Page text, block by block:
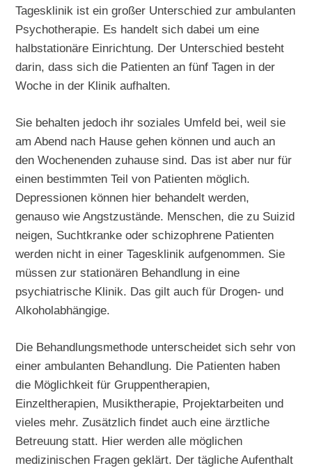
Tagesklinik ist ein großer Unterschied zur ambulanten
Psychotherapie. Es handelt sich dabei um eine
halbstationäre Einrichtung. Der Unterschied besteht
darin, dass sich die Patienten an fünf Tagen in der
Woche in der Klinik aufhalten.
Sie behalten jedoch ihr soziales Umfeld bei, weil sie
am Abend nach Hause gehen können und auch an
den Wochenenden zuhause sind. Das ist aber nur für
einen bestimmten Teil von Patienten möglich.
Depressionen können hier behandelt werden,
genauso wie Angstzustände. Menschen, die zu Suizid
neigen, Suchtkranke oder schizophrene Patienten
werden nicht in einer Tagesklinik aufgenommen. Sie
müssen zur stationären Behandlung in eine
psychiatrische Klinik. Das gilt auch für Drogen- und
Alkoholabhängige.
Die Behandlungsmethode unterscheidet sich sehr von
einer ambulanten Behandlung. Die Patienten haben
die Möglichkeit für Gruppentherapien,
Einzeltherapien, Musiktherapie, Projektarbeiten und
vieles mehr. Zusätzlich findet auch eine ärztliche
Betreuung statt. Hier werden alle möglichen
medizinischen Fragen geklärt. Der tägliche Aufenthalt